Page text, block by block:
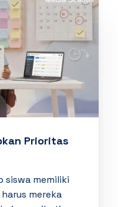
Prioritas
siswa memiliki
mereka